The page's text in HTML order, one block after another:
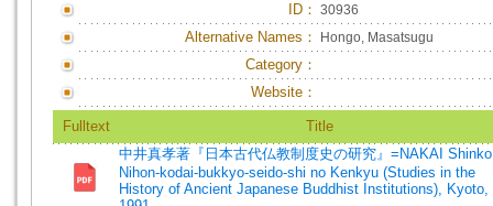
ID ： 30936
Alternative Names： Hongo, Masatsugu
Category：
Website：
Fulltext
Title
中井真孝著『日本古代仏教制度史の研究』=NAKAI Shinko
Nihon-kodai-bukkyo-seido-shi no Kenkyu (Studies in the
History of Ancient Japanese Buddhist Institutions), Kyoto,